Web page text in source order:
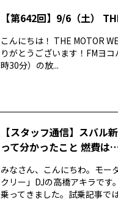
【第642回】9/6（土）
こんにちは！ THE MOTOR
りがとうございます！FMヨ
時30分）の放...
【スタッフ通信】スバル
って分かったこと 燃費
みなさん、こんにちわ。モー
クリー」DJの高橋アキラで
乗ってきました。試乗記事で